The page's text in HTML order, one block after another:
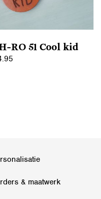
RO 51 Cool kid
& maatwerk